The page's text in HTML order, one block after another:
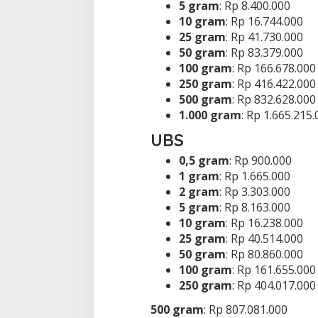
5 gram: Rp 8.400.000
10 gram: Rp 16.744.000
25 gram: Rp 41.730.000
50 gram: Rp 83.379.000
100 gram: Rp 166.678.000
250 gram: Rp 416.422.000
500 gram: Rp 832.628.000
1.000 gram: Rp
UBS
0,5 gram: Rp 900.000
1 gram: Rp 1.665.000
2 gram: Rp 3.303.000
5 gram: Rp 8.163.000
10 gram: Rp 16.238.000
25 gram: Rp 40.514.000
50 gram: Rp 80.860.000
100 gram: Rp 161.655.000
250 gram: Rp 404.017.000
500 gram: Rp 807.081.000